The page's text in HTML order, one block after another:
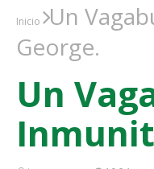
Inicio
Un
George.
Un